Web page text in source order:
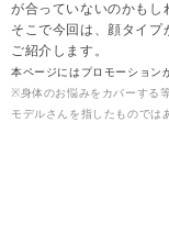
が合っていないのかもし
そこで今回は、顔タイプ
ご紹介します。
本ページにはプロモーション
※身体のお悩みをカバーする
モデルさんを指したものでは